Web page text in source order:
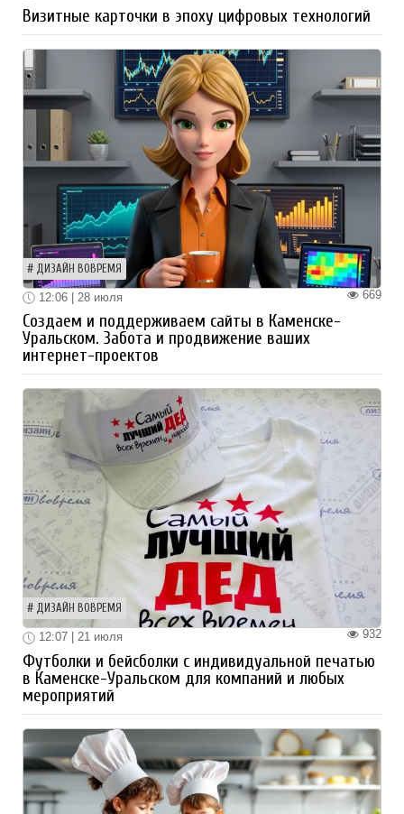
Визитные карточки в эпоху цифровых технологий
ДИЗАЙН ВОВРЕМЯ
669
12:06 | 28 июля
Создаем и поддерживаем сайты в Каменске-
Уральском. Забота и продвижение ваших
интернет-проектов
ДИЗАЙН ВОВРЕМЯ
932
12:07 | 21 июля
Футболки и бейсболки с индивидуальной печатью
в Каменске-Уральском для компаний и любых
мероприятий